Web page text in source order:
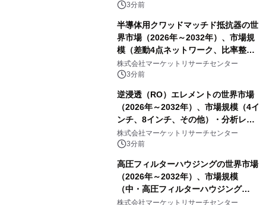
3分前
半導体用クワッドマッチド抵抗器の世
界市場（2026年～2032年）、市場規
模（差動4点ネットワーク、比率整合4
点ネットワーク、4点等値整合ネット
ワーク）・分析レポートを発表
株式会社マーケットリサーチセンター
3分前
逆浸透（RO）エレメントの世界市場
（2026年～2032年）、市場規模（4イ
ンチ、8インチ、その他）・分析レポ
ートを発表
株式会社マーケットリサーチセンター
3分前
高圧フィルターハウジングの世界市場
（2026年～2032年）、市場規模
（中・高圧フィルターハウジング
（1000～5000 psi）、高圧フィルター
株式会社マーケットリサーチセンター